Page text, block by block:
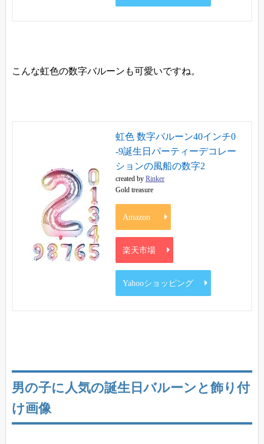
こんな虹色の数字バルーンも可愛いですね。
虹色 数字バルーン40インチ0
-9誕生日パーティーデコレー
ションの風船の数字2
created by Rinker
Gold treasure
Amazon
楽天市場
Yahooショッピング
男の子に人気の誕生日バルーンと飾り付
け画像